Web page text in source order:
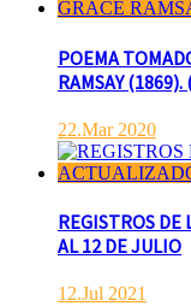
POEMA
RAMSAY
22.Mar 2020
REGISTROS DE
AL 12 DE JULIO
12.Jul 2021